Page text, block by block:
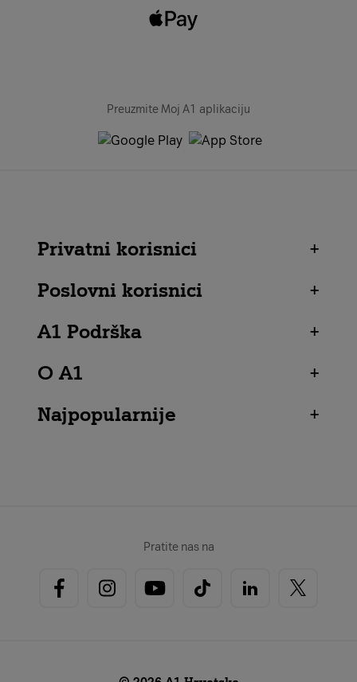
Preuzmite Moj A1 aplikaciju
Privatni korisnici
+
Poslovni korisnici
+
A1 Podrška
+
O A1
+
Najpopularnije
+
Pratite nas na